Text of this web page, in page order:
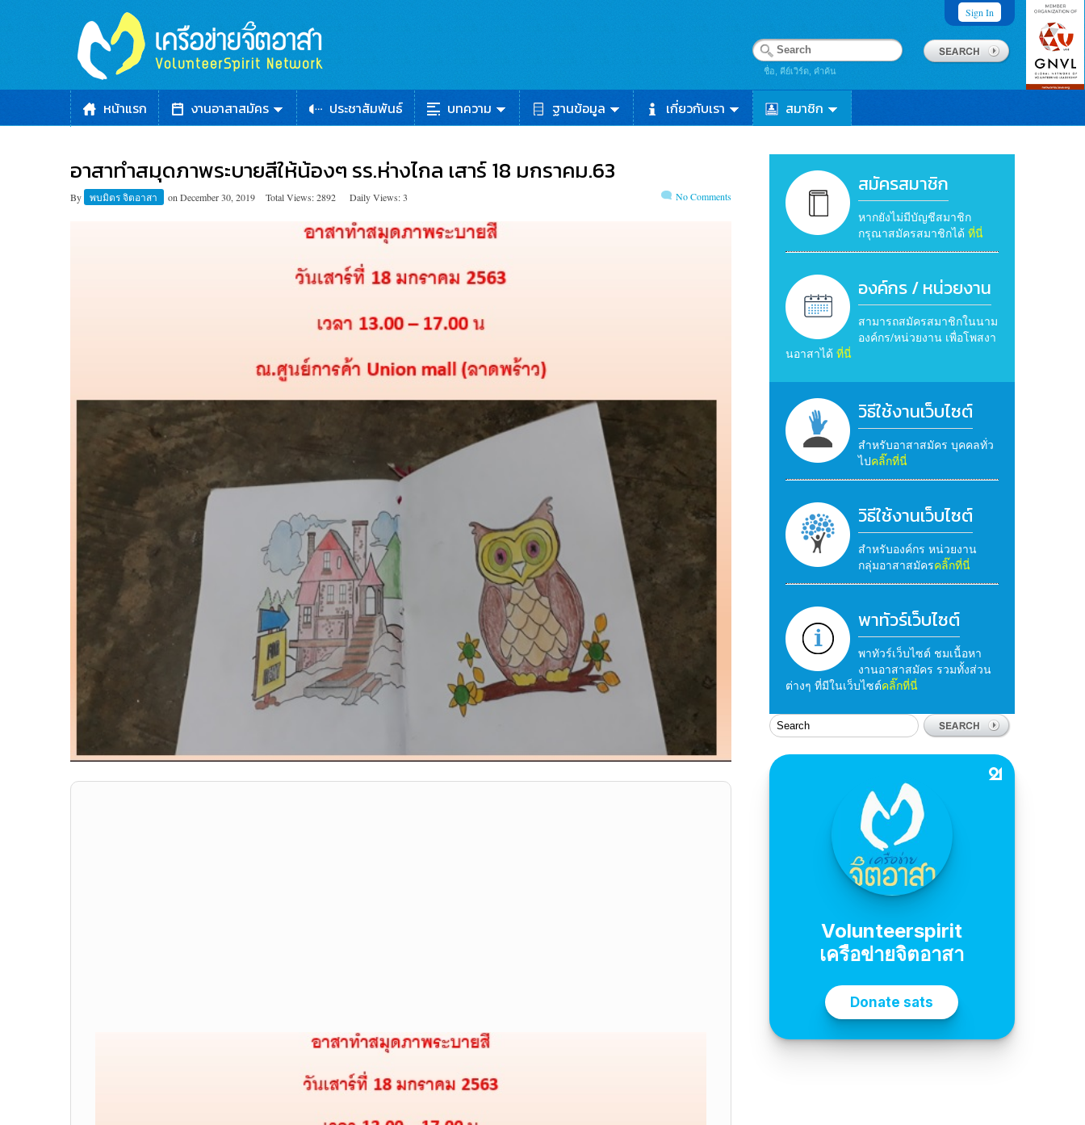
Sign In
ชื่อ, คีย์เวิร์ด, คำค้น
หน้าแรก งานอาสาสมัคร ประชาสัมพันธ์ บทความ ฐานข้อมูล เกี่ยวกับเรา สมาชิก
อาสาทำสมุดภาพระบายสีให้น้องๆ รร.ห่างไกล เสาร์ 18 มกราคม.63
By พบมิตร จิตอาสา on December 30, 2019 Total Views: 2892 Daily Views: 3 No Comments สมัครสมาชิก
หากยังไม่มีบัญชีสมาชิก
กรุณาสมัครสมาชิกได้ ที่นี่
องค์กร / หน่วยงาน
สามารถสมัครสมาชิกในนาม
องค์กร/หน่วยงาน เพื่อโพสงา
นอาสาได้ ที่นี่
วิธีใช้งานเว็บไซต์
สำหรับอาสาสมัคร บุคคลทั่ว
ไปคลิ๊กที่นี่
วิธีใช้งานเว็บไซต์
สำหรับองค์กร หน่วยงาน
กลุ่มอาสาสมัครคลิ๊กที่นี่
พาทัวร์เว็บไซต์
พาทัวร์เว็บไซต์ ชมเนื้อหา
งานอาสาสมัคร รวมทั้งส่วน
ต่างๆ ที่มีในเว็บไซต์คลิ๊กที่นี่